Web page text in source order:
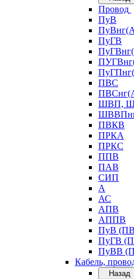
Провод
ПуВ
ПуГВ
ПВС
ШВП,
ПВКВ
ПРКА
ПРКС
ППВ
ПАВ
СИП
А
АС
АПВ
АППВ
ПуВ
ПуГВ
ПуВВ
Кабель,
Назад